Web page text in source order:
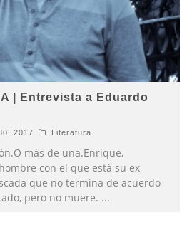
| Entrevista a Eduardo
2017 Literatura
más de una.Enrique,
con el que está su ex
que no termina de acuerdo
pero no muere. ...